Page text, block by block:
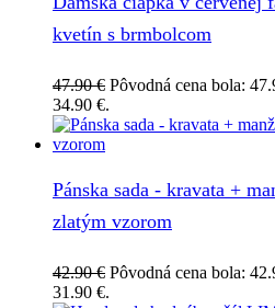
kvetín s brmbolcom
47.90€ Pôvodná cena bola:
34.90 €.
Pánska sada - kravata +
zlatým vzorom
42.90€ Pôvodná cena bola:
31.90 €.